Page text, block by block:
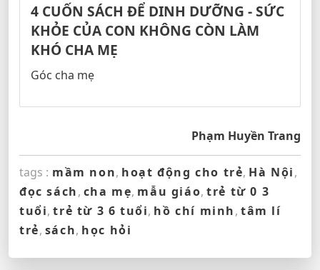
4 CUỐN SÁCH ĐỂ DINH DƯỠNG - SỨC
KHỎE CỦA CON KHÔNG CÒN LÀM
KHÓ CHA MẸ
Góc cha mẹ
Phạm Huyền Trang
tags : mầm non, hoạt động cho trẻ, Hà Nội,
đọc sách, cha mẹ, mẫu giáo,trẻ từ 0 3
tuổi,trẻ từ 3 6 tuổi, hồ chí minh,tâm lí
trẻ, sách, học hỏi